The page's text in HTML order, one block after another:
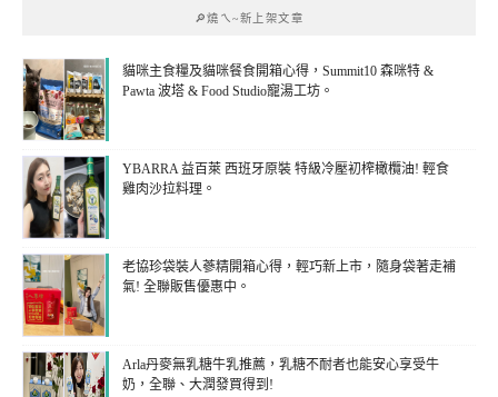
🔎燒ㄟ~新上架文章
貓咪主食糧及貓咪餐食開箱心得，Summit10 森咪特 &
Pawta 波塔 & Food Studio寵湯工坊。
YBARRA 益百萊 西班牙原裝 特級冷壓初榨橄欖油! 輕食
雞肉沙拉料理。
老協珍袋裝人蔘精開箱心得，輕巧新上市，隨身袋著走補
氣! 全聯販售優惠中。
Arla丹麥無乳糖牛乳推薦，乳糖不耐者也能安心享受牛
奶，全聯、大潤發買得到!